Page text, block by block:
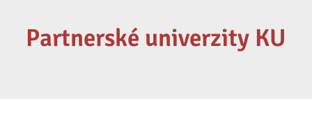
Partnerské univerzity KU